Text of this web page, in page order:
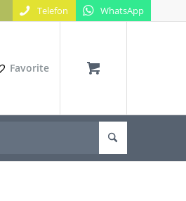
Telefon WhatsApp
Favorite